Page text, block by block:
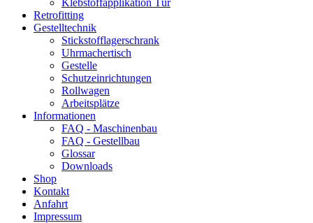
Klebstoffapplikation Tür
Retrofitting
Gestelltechnik
Stickstofflagerschrank
Uhrmachertisch
Gestelle
Schutzeinrichtungen
Rollwagen
Arbeitsplätze
Informationen
FAQ - Maschinenbau
FAQ - Gestellbau
Glossar
Downloads
Shop
Kontakt
Anfahrt
Impressum